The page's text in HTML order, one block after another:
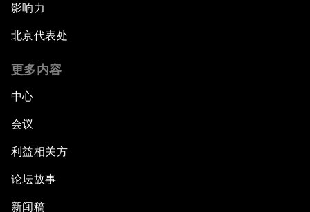
影响力
北京代表处
更多内容
中心
会议
利益相关方
论坛故事
新闻稿